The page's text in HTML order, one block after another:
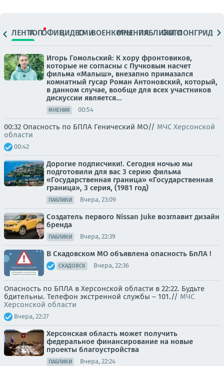
ЛЕНТАТОПОФИЦ.ВИДЕОСМИВОЕНКОРЫМНЕНИЯПАБЛИКИ
ФОТОЛОНГРИДЫ
Игорь Гомольский: К хору фронтовиков,
которые не согласны с Пучковым насчет
фильма «Малыш», внезапно примазался
комнатный гусар Роман Антоновский, который,
в данном случае, вообще для всех участников
дискуссии является...
МНЕНИЯ 00:54
00:32 Опасность по БПЛА Генический МО// МЧС Херсонской
области
00:42
Дорогие подписчики!. Сегодня ночью мы
подготовили для вас 3 серию фильма
«Государственная граница» «Государственная
граница», 3 серия, (1981 год)
ПАБЛИКИ Вчера, 23:09
Создатель первого Nissan Juke возглавит дизайн
бренда
ПАБЛИКИ Вчера, 22:39
В Скадовском МО объявлена опасность БпЛА !
СКАДОВСК Вчера, 22:36
Опасность по БПЛА в Херсонской области в 22:22. Будьте
бдительны. Телефон экстренной службы – 101.// МЧС
Херсонской области
Вчера, 22:27
Херсонская область может получить
федеральное финансирование на новые
проекты благоустройства
ПАБЛИКИ Вчера, 22:24